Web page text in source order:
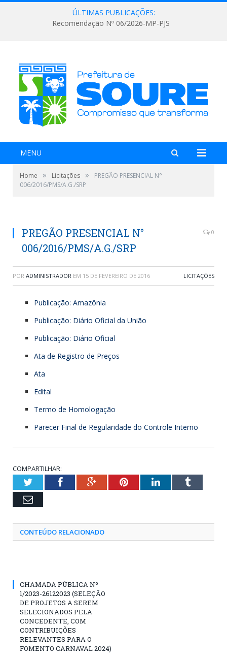
ÚLTIMAS PUBLICAÇÕES:
Recomendação Nº 06/2026-MP-PJS
MENU
Home » Licitações »
PREGÃO PRESENCIAL N°
006/2016/PMS/A.G./SRP
PREGÃO PRESENCIAL N°
006/2016/PMS/A.G./SRP
0
POR ADMINISTRADOR EM 15 DE FEVEREIRO DE 2016 LICITAÇÕES
Publicação: Amazônia
Publicação: Diário Oficial da União
Publicação: Diário Oficial
Ata de Registro de Preços
Ata
Edital
Termo de Homologação
Parecer Final de Regularidade do Controle Interno
COMPARTILHAR:
TwitterFacebookGoogle+PinterestLinkedInTumblr
Email
CONTEÚDO RELACIONADO
CHAMADA PÚBLICA Nº
1/2023-26122023 (SELEÇÃO
DE PROJETOS A SEREM
SELECIONADOS PELA
CONCEDENTE, COM
CONTRIBUIÇÕES
RELEVANTES PARA O
FOMENTO CARNAVAL 2024)